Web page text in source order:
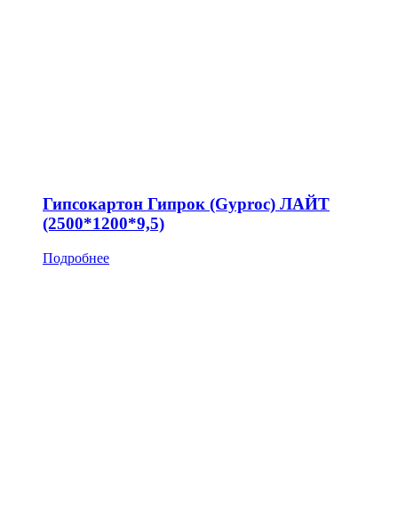
Гипсокартон Гипрок (Gyproc) ЛАЙТ
(2500*1200*9,5)
Подробнее